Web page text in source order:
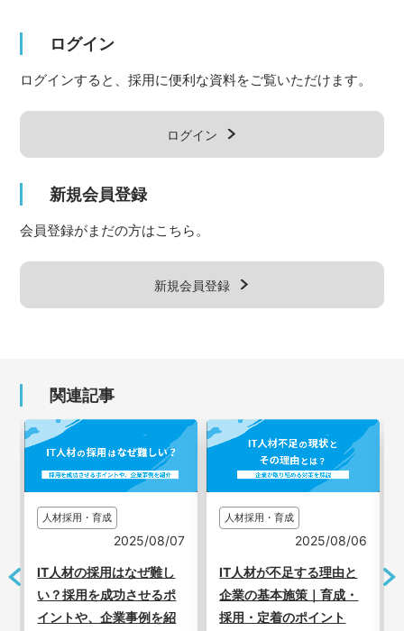
ログイン
ログインすると、採用に便利な資料をご覧いただけます。
ログイン
新規会員登録
会員登録がまだの方はこちら。
新規会員登録
関連記事
人材採用・育成
2025/08/07
IT人材の採用はなぜ難し
い？採用を成功させるポ
イントや、企業事例を紹
人材採用・育成
2025/08/06
IT人材が不足する理由と
企業の基本施策｜育成・
採用・定着のポイント